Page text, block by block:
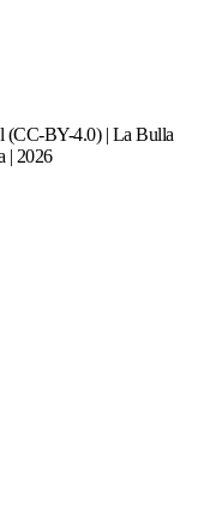
(CC-BY-4.0) | La Bulla
| 2026